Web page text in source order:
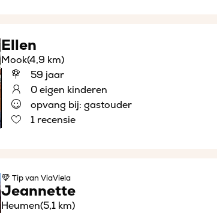
Ellen
Mook(4,9 km)
59 jaar
0 eigen kinderen
opvang bij: gastouder
1 recensie
Tipvan ViaViela
Jeannette
Heumen(5,1 km)